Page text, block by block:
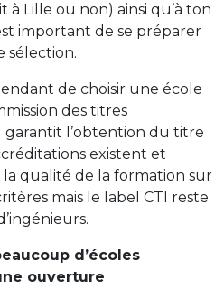
Lille ou non) ainsi qu’à ton
important de se préparer
sélection.
de choisir une école
des titres
l’obtention du titre
existent et
qualité de la formation sur
mais le label CTI reste
d’écoles
ouverture